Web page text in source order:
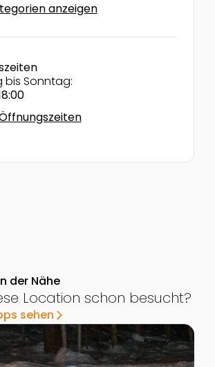
anzeigen
bis Sonntag:
der Nähe
Location schon besucht?
sehen arrow_forward_ios
von Nachtrodeln am Rittisberg